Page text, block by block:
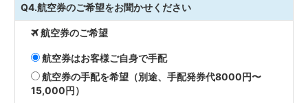
Q4.航空券のご希望をお聞かせください
航空券のご希望
航空券はお客様ご自身で手配
航空券の手配を希望（別途、手配発券代8000円〜
15,000円）